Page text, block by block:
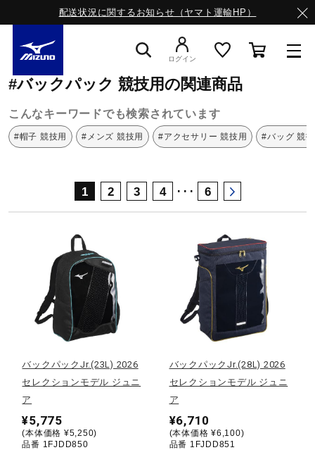
配送状況に関するお知らせ（ヤマト運輸HP）
ライフスタイルウエア
ランニング
サッカー／フットサル
トレーニング
ログイン
ミズノ公式オンライン 競技用
#バックパック 競技用の関連商品
こんなキーワードでも検索されています
#帽子 競技用 #メンズ 競技用 #アクセサリー 競技用 #バッグ 競
1 2 3 4 ･･･ 6
バックパックJr.(23L) 2026
セレクションモデル ジュニ
ア
¥5,775
(本体価格 ¥5,250)
品番 1FJDD850
バックパックJr.(28L) 2026
セレクションモデル ジュニ
ア
¥6,710
(本体価格 ¥6,100)
品番 1FJDD851